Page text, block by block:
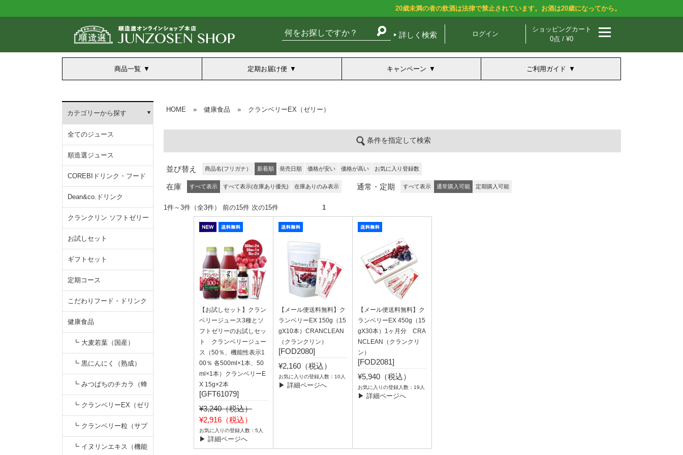
20歳未満の者の飲酒は法律で禁止されています。お酒は20歳になってから。
詳しく検索 ログイン
ショッピングカート
0点 / ¥0
商品一覧 定期お届け便 キャンペーン ご利用ガイド
カテゴリーから探す
全てのジュース
順造選ジュース
COREBIドリンク・フード
Dean&co.ドリンク
クランクリン ソフトゼリー
お試しセット
ギフトセット
定期コース
こだわりフード・ドリンク
健康食品
┗ 大麦若葉（国産）
┗ 黒にんにく（熟成）
┗ みつばちのチカラ（蜂
蜜）
┗ クランベリーEX（ゼリ
ー）
┗ クランベリー粒（サプ
リ）
┗ イヌリンエキス（機能
HOME » 健康食品 » クランベリーEX（ゼリー）
条件を指定して検索
並び替え 商品名(フリガナ） 新着順 発売日順 価格が安い 価格が高い お気に入り登録数
在庫 すべて表示 すべて表示(在庫あり優先) 在庫ありのみ表示 通常・定期 すべて表示 通常購入可能 定期購入可能
1件～3件（全3件） 前の15件 次の15件 1
【お試しセット】クラン
ベリージュース3種とソ
フトゼリーのお試しセッ
ト クランベリージュー
ス（50％、機能性表示1
00％ 各500ml×1本、50
ml×1本）クランベリーE
X 15g×2本
[GFT61079]
¥3,240（税込）
¥2,916（税込）
お気に入りの登録人数：5人
▶ 詳細ページへ
【メール便送料無料】ク
ランベリーEX 150g（15
gX10本）CRANCLEAN
（クランクリン）
[FOD2080]
¥2,160（税込）
お気に入りの登録人数：10人
▶ 詳細ページへ
【メール便送料無料】ク
ランベリーEX 450g（15
gX30本）1ヶ月分 CRA
NCLEAN（クランクリ
ン）
[FOD2081]
¥5,940（税込）
お気に入りの登録人数：19人
▶ 詳細ページへ